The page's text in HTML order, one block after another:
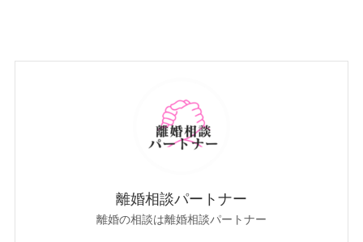
離婚相談パートナー
離婚の相談は離婚相談パートナー